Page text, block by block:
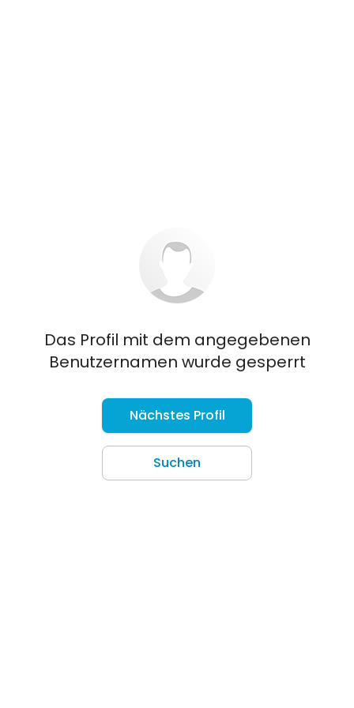
Das Profil mit dem angegebenen
Benutzernamen wurde gesperrt
Nächstes Profil
Suchen